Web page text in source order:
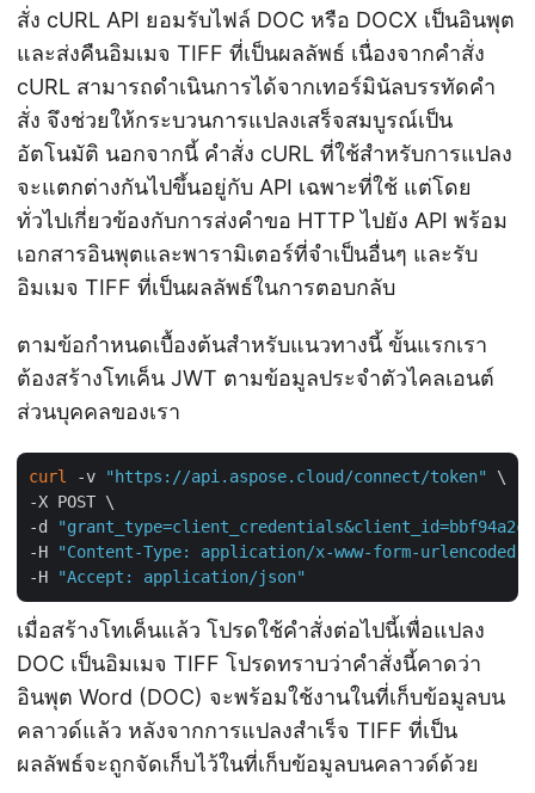
สั่ง cURL API ยอมรับไฟล์ DOC หรือ DOCX เป็นอินพุต
และส่งคืนอิมเมจ TIFF ที่เป็นผลลัพธ์ เนื่องจากคำสั่ง
cURL สามารถดำเนินการได้จากเทอร์มินัลบรรทัดคำ
สั่ง จึงช่วยให้กระบวนการแปลงเสร็จสมบูรณ์เป็น
อัตโนมัติ นอกจากนี้ คำสั่ง cURL ที่ใช้สำหรับการแปลง
จะแตกต่างกันไปขึ้นอยู่กับ API เฉพาะที่ใช้ แต่โดย
ทั่วไปเกี่ยวข้องกับการส่งคำขอ HTTP ไปยัง API พร้อม
เอกสารอินพุตและพารามิเตอร์ที่จำเป็นอื่นๆ และรับ
อิมเมจ TIFF ที่เป็นผลลัพธ์ในการตอบกลับ
ตามข้อกำหนดเบื้องต้นสำหรับแนวทางนี้ ขั้นแรกเรา
ต้องสร้างโทเค็น JWT ตามข้อมูลประจำตัวไคลเอนต์
ส่วนบุคคลของเรา
curl -v "https://api.aspose.cloud/connect/token"
\
-X POST \
-d
"grant_type=client_credentials&client_id=bbf94a2c-
-H
"Content-Type: application/x-www-form-urlencoded"
-H
"Accept: application/json"
เมื่อสร้างโทเค็นแล้ว โปรดใช้คำสั่งต่อไปนี้เพื่อแปลง
DOC เป็นอิมเมจ TIFF โปรดทราบว่าคำสั่งนี้คาดว่า
อินพุต Word (DOC) จะพร้อมใช้งานในที่เก็บข้อมูลบน
คลาวด์แล้ว หลังจากการแปลงสำเร็จ TIFF ที่เป็น
ผลลัพธ์จะถูกจัดเก็บไว้ในที่เก็บข้อมูลบนคลาวด์ด้วย